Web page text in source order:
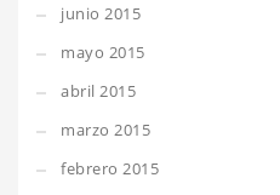
junio 2015
mayo 2015
abril 2015
marzo 2015
febrero 2015